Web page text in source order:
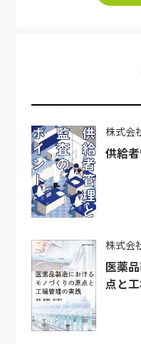
株式会
供給
株式会
医薬
点と